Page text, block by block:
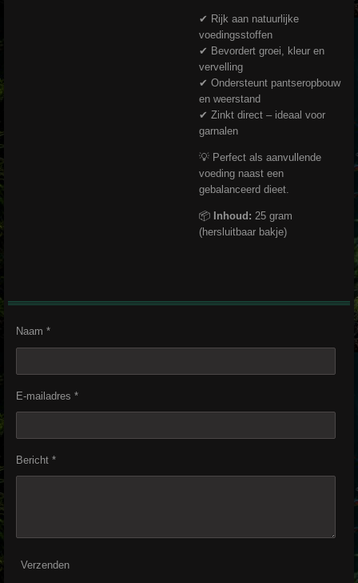
✔ Rijk aan natuurlijke
voedingsstoffen
✔ Bevordert groei, kleur en
vervelling
✔ Ondersteunt pantseropbouw
en weerstand
✔ Zinkt direct – ideaal voor
garnalen
💡 Perfect als aanvullende
voeding naast een
gebalanceerd dieet.
📦 Inhoud: 25 gram
(hersluitbaar bakje)
Naam *
E-mailadres *
Bericht *
Verzenden